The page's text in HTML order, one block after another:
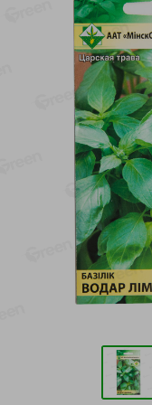
-24%
4.99
ТОФУ
230г